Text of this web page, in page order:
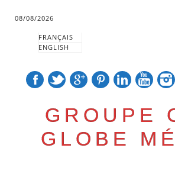
08/08/2026
FRANÇAIS
ENGLISH
GROUPE
GLOBE